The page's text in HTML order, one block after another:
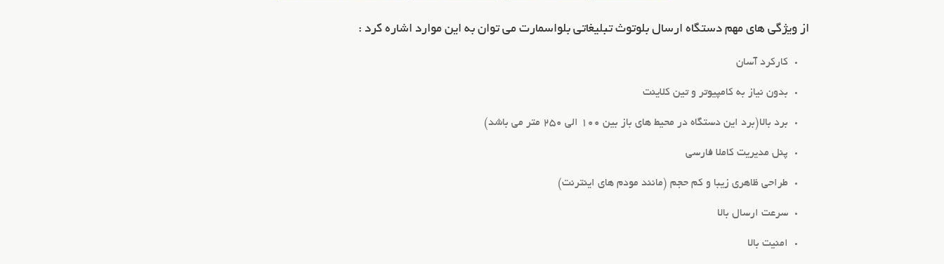
از ویژگی های مهم دستگاه ارسال بلوتوث تبلیغاتی بلواسمارت می توان به این موارد اشاره کرد :
کارکرد آسان
بدون نیاز به کامپیوتر و تین کلاینت
برد بالا(برد این دستگاه در محیط های باز بین 100 الی 250 متر می باشد)
پنل مدیریت کاملا فارسی
طراحی ظاهری زیبا و کم حجم (مانند مودم های اینترنت)
سرعت ارسال بالا
امنیت بالا